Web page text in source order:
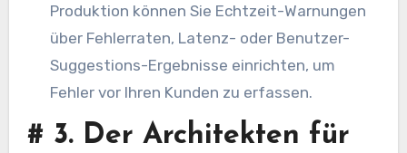
Produktion können Sie Echtzeit-Warnungen
über Fehlerraten, Latenz- oder Benutzer-
Suggestions-Ergebnisse einrichten, um
Fehler vor Ihren Kunden zu erfassen.
# 3. Der Architekten für